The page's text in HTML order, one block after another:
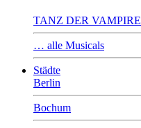
TANZ DER VAMPIRE
… alle Musicals
Städte
Berlin
Bochum